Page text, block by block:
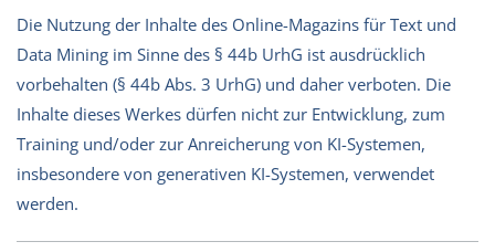
Die Nutzung der Inhalte des Online-Magazins für Text und
Data Mining im Sinne des § 44b UrhG ist ausdrücklich
vorbehalten (§ 44b Abs. 3 UrhG) und daher verboten. Die
Inhalte dieses Werkes dürfen nicht zur Entwicklung, zum
Training und/oder zur Anreicherung von KI-Systemen,
insbesondere von generativen KI-Systemen, verwendet
werden.